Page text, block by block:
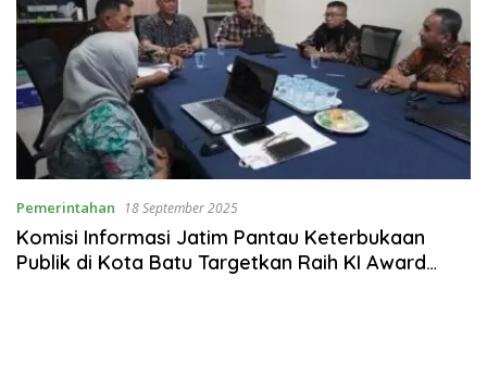
Pemerintahan 18 September 2025
Komisi Informasi Jatim Pantau Keterbukaan
Publik di Kota Batu Targetkan Raih KI Award